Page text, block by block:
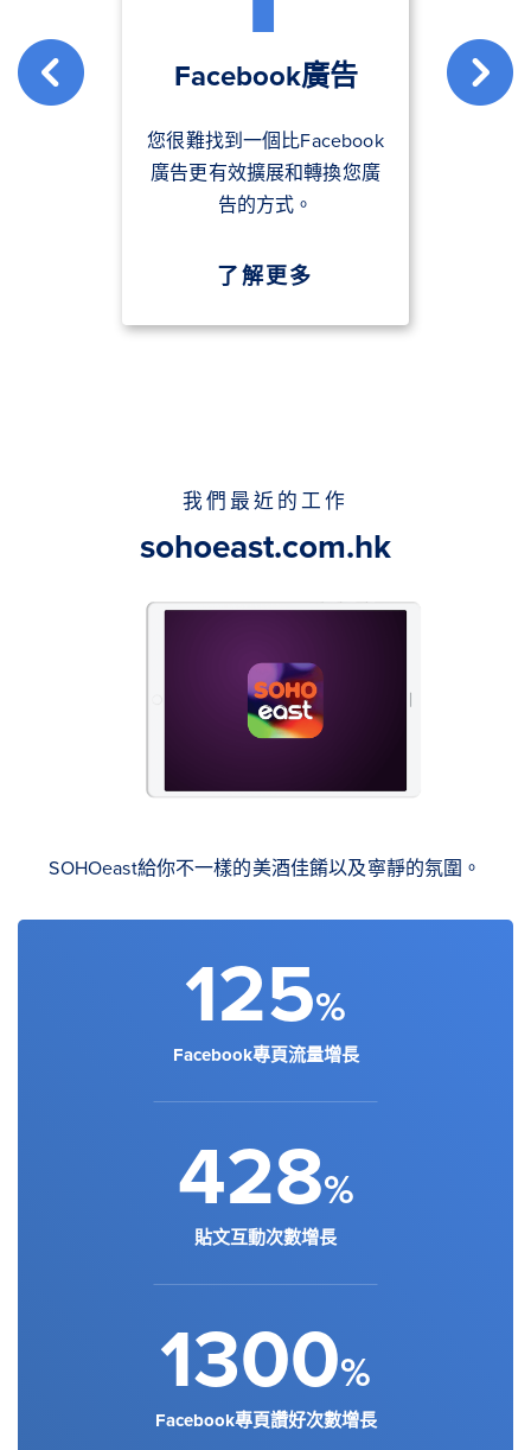
Facebook廣告
您很難找到一個比Facebook
廣告更有效擴展和轉換您廣
告的方式。
了解更多
我們最近的工作
sohoeast.com.hk
SOHOeast給你不一樣的美酒佳餚以及寧靜的氛圍。
125%
Facebook專頁流量增長
428%
貼文互動次數增長
1300%
Facebook專頁讚好次數增長